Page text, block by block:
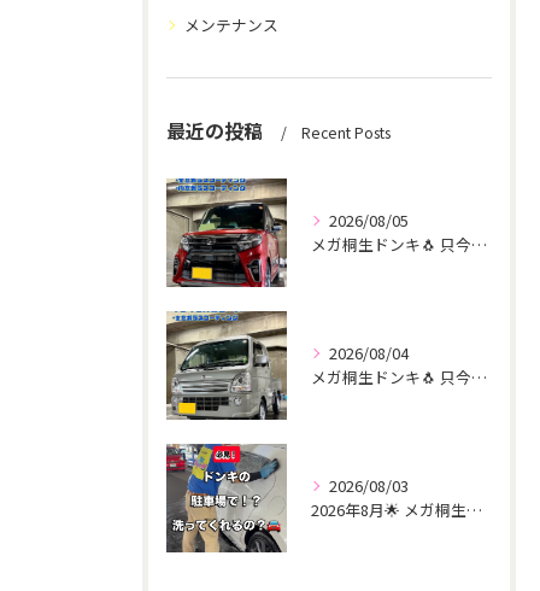
メンテナンス
最近の投稿 Recent Posts
2026/08/05
メガ桐生ドンキ🐧 只今イベント出店中🎶 タント リピーター様...
2026/08/04
メガ桐生ドンキ🐧 只今イベント出店中🎶 スーパーキャリー リ...
2026/08/03
2026年8月🌟 メガ桐生ドンキ🐧 手洗いコーティング洗車イ...